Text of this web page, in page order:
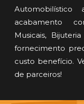
acabamento
Musicais,
fornecimento
custo benefício.
de parceiros!